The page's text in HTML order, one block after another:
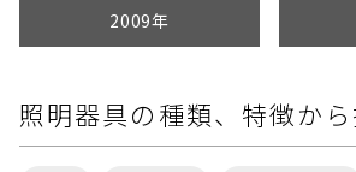
2009年
照明器具の種類、特徴か